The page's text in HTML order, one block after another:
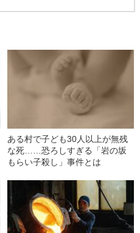
ある村で子ども30人以上が無残
な死……恐ろしすぎる「岩の坂
もらい子殺し」事件とは